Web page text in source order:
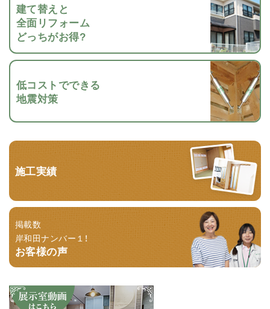
建て替えと
全面リフォーム
どっちがお得?
低コストでできる
地震対策
施工実績
掲載数
岸和田ナンバー１！
お客様の声